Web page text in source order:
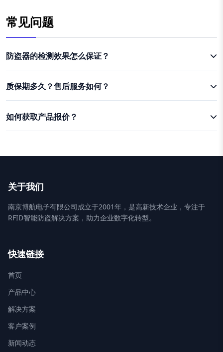
常见问题
防盗器的检测效果怎么保证？
质保期多久？售后服务如何？
如何获取产品报价？
关于我们
南京博航电子有限公司成立于2001年，是高新技术企业，专注于
RFID智能防盗解决方案，助力企业数字化转型。
快速链接
首页
产品中心
解决方案
客户案例
新闻动态